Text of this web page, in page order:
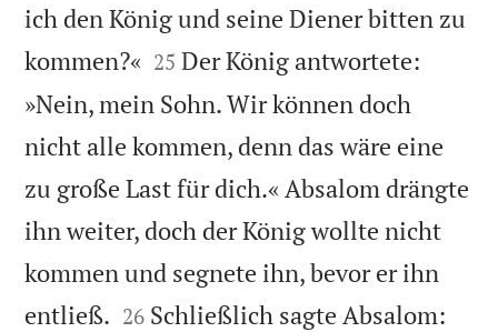
ich den König und seine Diener bitten zu
kommen?« 

25 Der König antwortete:
»Nein, mein Sohn. Wir können doch
nicht alle kommen, denn das wäre eine
zu große Last für dich.« Absalom drängte
ihn weiter, doch der König wollte nicht
kommen und segnete ihn, bevor er ihn
entließ. 

26 Schließlich sagte Absalom: